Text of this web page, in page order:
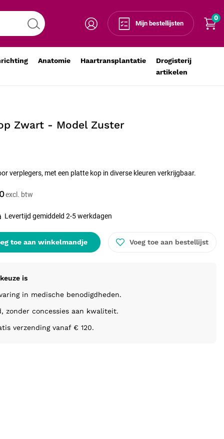
Mijn bestellijsten
0
Anatomie Haartransplantatie
Drogisterij
artikelen
Zwart - Model Zuster
- Voeg toe aan winkelmandje
toe aan winkelmandje Voeg toe aan bestellijst
is
in medische benodigdheden.
zonder concessies aan kwaliteit.
verzending vanaf € 120.
Levertijd gemiddeld 2-5 werkdagen
verplegers, met een platte kop in diverse kleuren verkrijgbaar.